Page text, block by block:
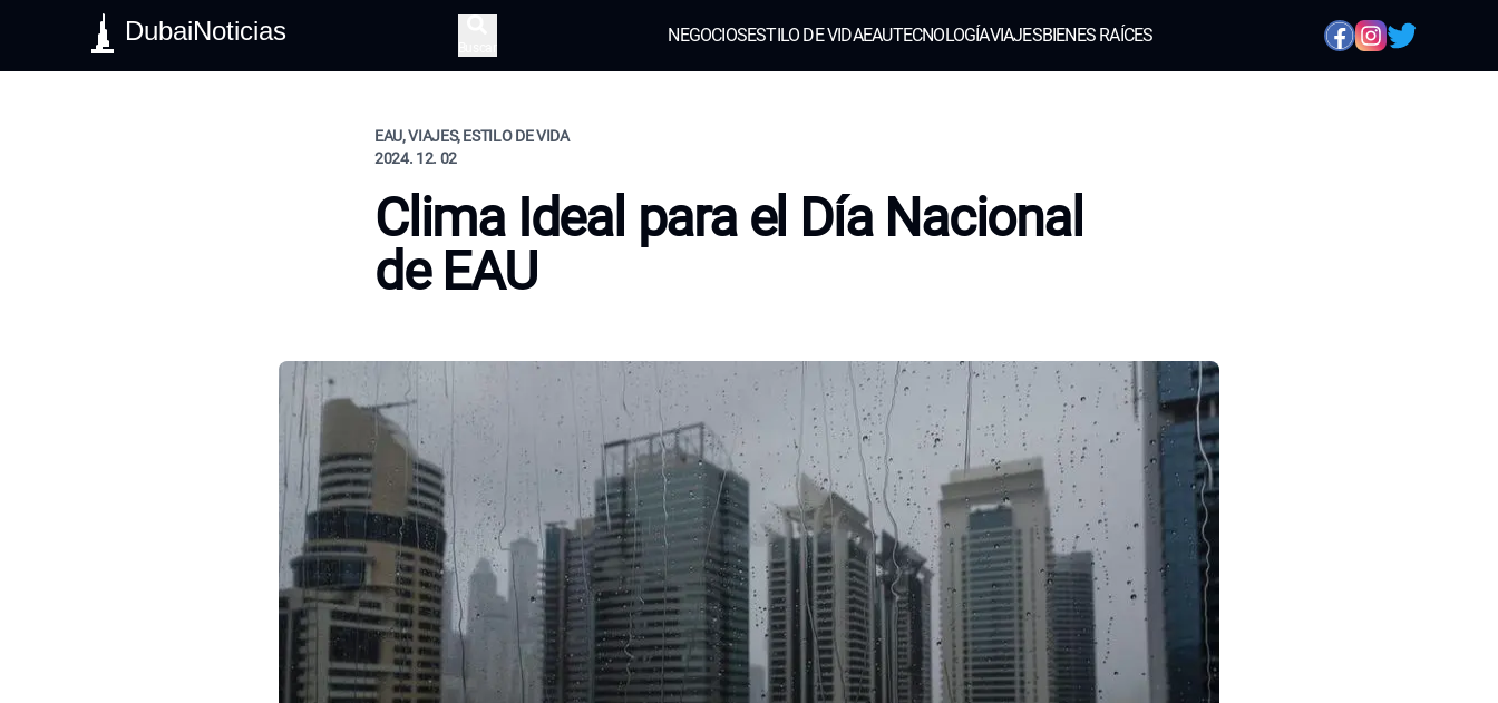
DubaiNoticias NEGOCIOSESTILO DE VIDAEAUTECNOLOGÍAVIAJESBIENES RAÍCES
EAU, VIAJES, ESTILO DE VIDA
2024. 12. 02
Clima Ideal para el Día Nacional
de EAU